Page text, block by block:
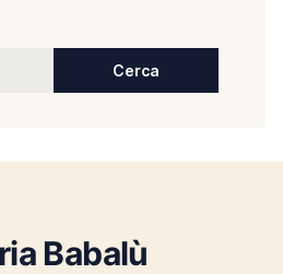
Cerca
Babalù